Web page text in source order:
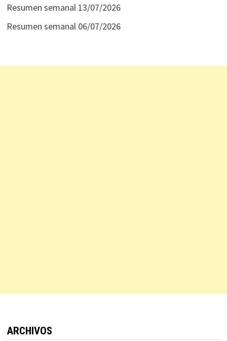
Resumen semanal 13/07/2026
Resumen semanal 06/07/2026
ARCHIVOS